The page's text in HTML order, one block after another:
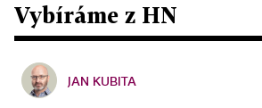
Vybíráme z HN
JAN KUBITA